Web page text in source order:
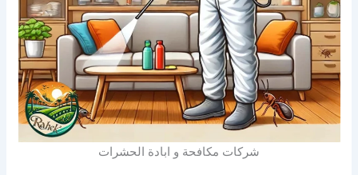
شركات مكافحة و ابادة الحشرات